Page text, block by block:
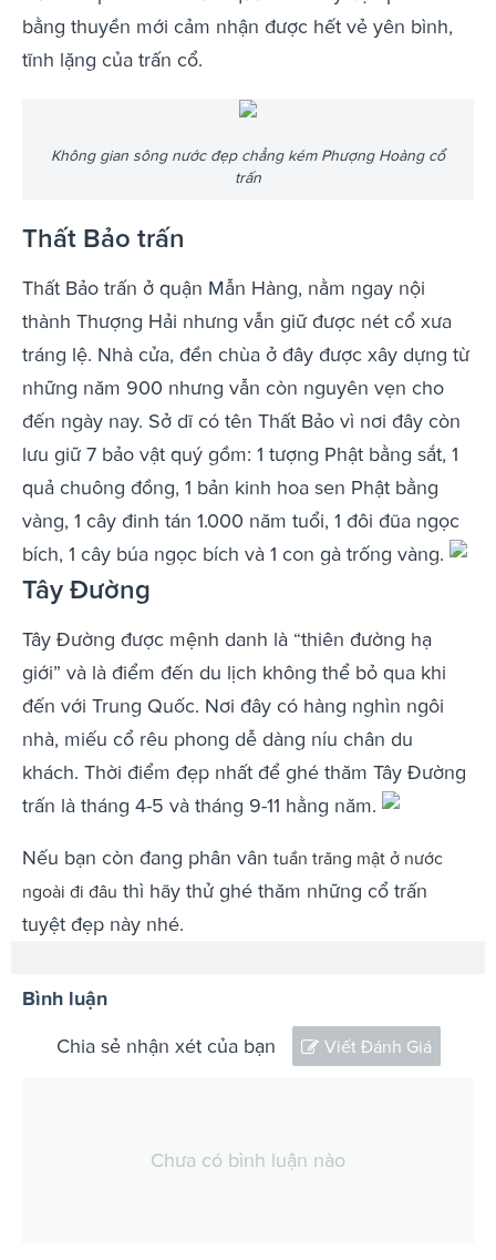
bằng thuyền mới cảm nhận được hết vẻ yên bình,
tĩnh lặng của trấn cổ.
Không gian sông nước đẹp chẳng kém Phượng Hoàng cổ
trấn
Thất Bảo trấn
Thất Bảo trấn ở quận Mẫn Hàng, nằm ngay nội
thành Thượng Hải nhưng vẫn giữ được nét cổ xưa
tráng lệ. Nhà cửa, đền chùa ở đây được xây dựng từ
những năm 900 nhưng vẫn còn nguyên vẹn cho
đến ngày nay. Sở dĩ có tên Thất Bảo vì nơi đây còn
lưu giữ 7 bảo vật quý gồm: 1 tượng Phật bằng sắt, 1
quả chuông đồng, 1 bản kinh hoa sen Phật bằng
vàng, 1 cây đinh tán 1.000 năm tuổi, 1 đôi đũa ngọc
bích, 1 cây búa ngọc bích và 1 con gà trống vàng.
Tây Đường
Tây Đường được mệnh danh là “thiên đường hạ
giới” và là điểm đến du lịch không thể bỏ qua khi
đến với Trung Quốc. Nơi đây có hàng nghìn ngôi
nhà, miếu cổ rêu phong dễ dàng níu chân du
khách. Thời điểm đẹp nhất để ghé thăm Tây Đường
trấn là tháng 4-5 và tháng 9-11 hằng năm.
Nếu bạn còn đang phân vân tuần trăng mật ở nước
ngoài đi đâu thì hãy thử ghé thăm những cổ trấn
tuyệt đẹp này nhé.
Bình luận
Chia sẻ nhận xét của bạn Viết Đánh Giá
Chưa có bình luận nào